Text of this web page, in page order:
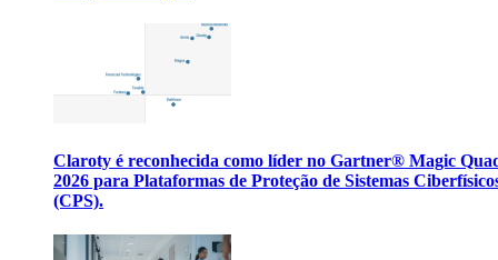
Claroty é reconhecida como líder no Gartner® Magic
2026 para Plataformas de Proteção de Sistemas
(CPS).